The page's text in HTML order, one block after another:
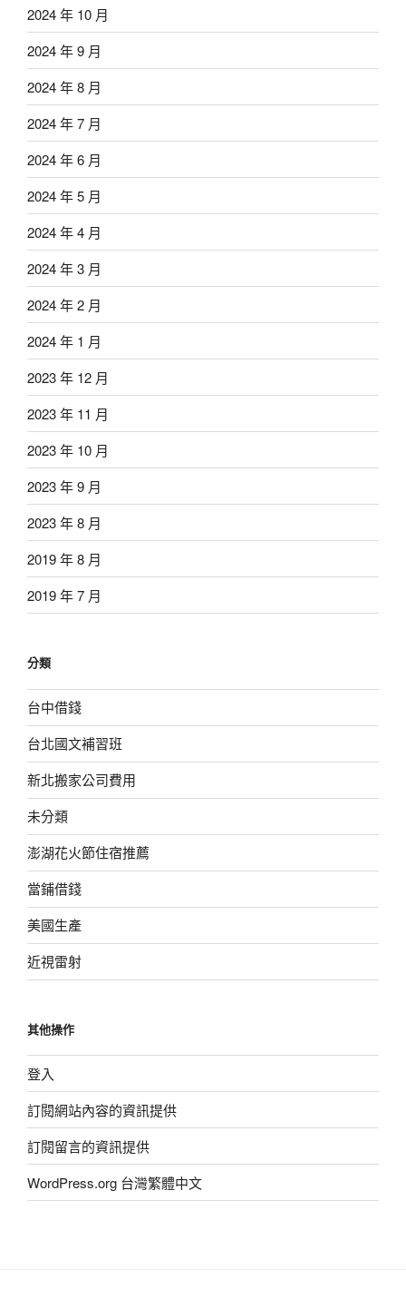
2024 年 10 月
2024 年 9 月
2024 年 8 月
2024 年 7 月
2024 年 6 月
2024 年 5 月
2024 年 4 月
2024 年 3 月
2024 年 2 月
2024 年 1 月
2023 年 12 月
2023 年 11 月
2023 年 10 月
2023 年 9 月
2023 年 8 月
2019 年 8 月
2019 年 7 月
分類
台中借錢
台北國文補習班
新北搬家公司費用
未分類
澎湖花火節住宿推薦
當鋪借錢
美國生產
近視雷射
其他操作
登入
訂閱網站內容的資訊提供
訂閱留言的資訊提供
WordPress.org 台灣繁體中文